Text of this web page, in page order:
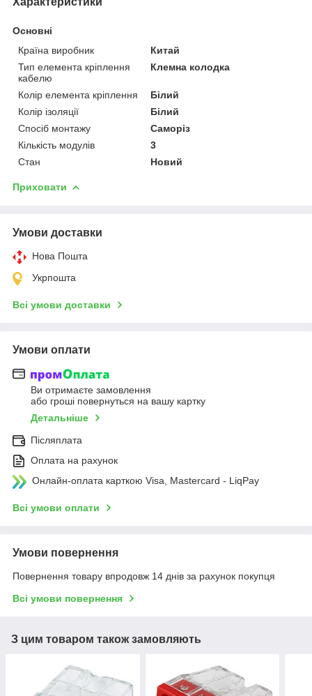
Основні
Країна виробник
Китай
Тип елемента кріплення
кабелю
Клемна колодка
Колір елемента кріплення
Білий
Колір ізоляції
Білий
Спосіб монтажу
Саморіз
Кількість модулів
3
Стан
Новий
Приховати
Умови доставки
Нова Пошта
Укрпошта
Всі умови доставки
Умови оплати
Ви отримаєте замовлення
або гроші повернуться на вашу картку
Детальніше
Післяплата
Оплата на рахунок
Онлайн-оплата карткою Visa, Mastercard - LiqPay
Всі умови оплати
Умови повернення
Повернення товару впродовж 14 днів за рахунок покупця
Всі умови повернення
З цим товаром також замовляють